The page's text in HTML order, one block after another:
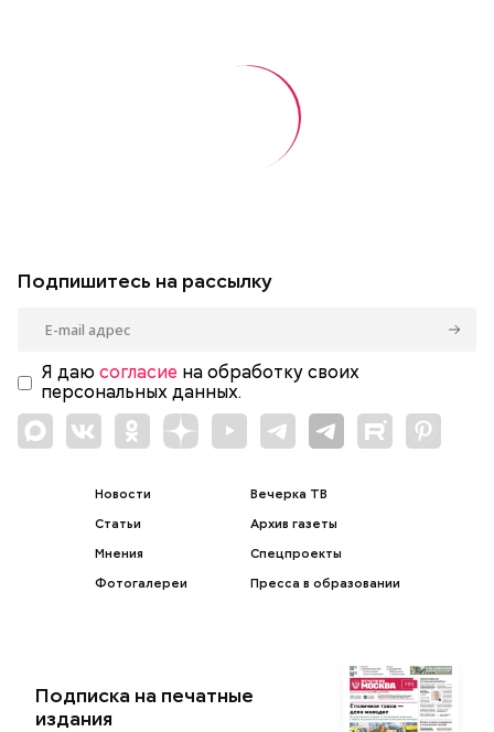
Подпишитесь на рассылку
Я даю согласие на обработку своих
персональных данных.
Новости
Статьи
Мнения
Фотогалереи
Вечерка ТВ
Архив газеты
Спецпроекты
Пресса в образовании
Подписка на печатные
издания